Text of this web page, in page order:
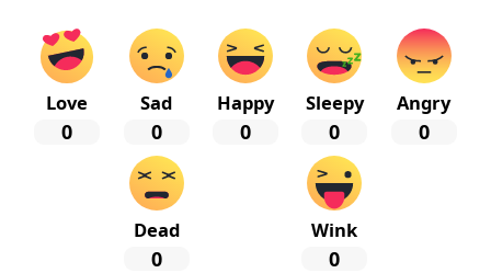
Love
0
Sad
0
Happy
0
Sleepy
0
Angry
0
Dead
0
Wink
0